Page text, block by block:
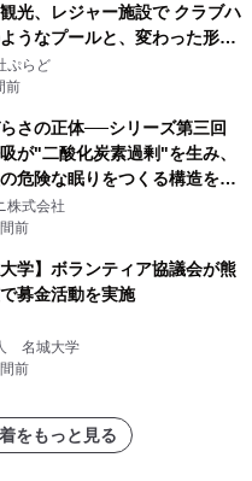
光、レジャー施設で クラブハ
うなプールと、変わった形の
「THE BOXY AWAJI」のお
まり連泊プランで
ぷらど
前
さの正体──シリーズ第三回
が"二酸化炭素過剰"を生み、
危険な眠りをつくる構造を解
株式会社
前
大学】ボランティア協議会が熊
募金活動を実施
名城大学
前
をもっと見る